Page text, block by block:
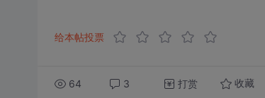
给本帖投票
64 3 打赏 收藏